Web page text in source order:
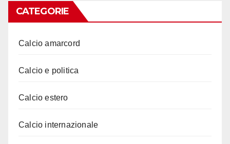
CATEGORIE
Calcio amarcord
Calcio e politica
Calcio estero
Calcio internazionale